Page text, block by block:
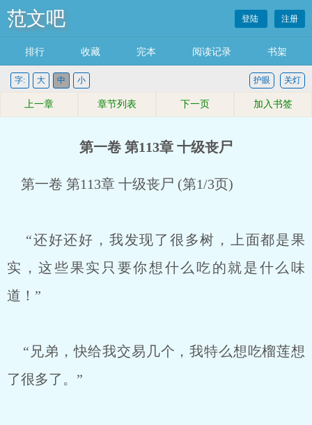
范文吧 登陆 注册
排行 收藏 完本 阅读记录 书架
字: 大 中 小 关灯
护眼
上一章 章节列表 下一页 加入书签
第一卷 第113章 十级丧尸
第一卷 第113章 十级丧尸 (第1/3页)
“还好还好，我发现了很多树，上面都是果
实，这些果实只要你想什么吃的就是什么味
道！”
“兄弟，快给我交易几个，我特么想吃榴莲想
了很多了。”